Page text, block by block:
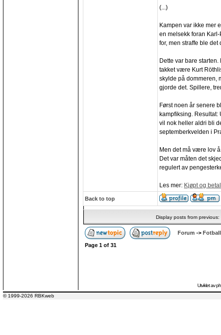
(...)
Kampen var ikke mer
en melsekk foran
for, men straffe ble
Dette var bare
takket være Kurt
skylde på dommeren,
gjorde det. Spillere,
Først noen år senere
kampfiksing. Resultat:
vil nok heller aldri bli
septemberkvelden i
Men det må være lov
Det var måten det
regulert av
Les mer: Kjøpt og
Back to top
Display posts from previous:
Forum ->
Page 1 of 31
Utviklet av
© 1999-2026 RBKweb